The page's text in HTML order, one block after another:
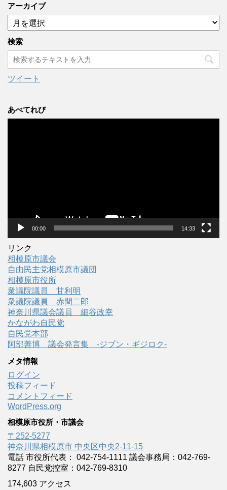
ゴ
リ
ー
アーカイブ
ア
ー
カ
イ
ブ
検索
ツイート
あべてれび
00:00 14:33
リンク
相模原市議会
自由民主党相模原市議団
相模原市役所
衆議院議員 甘利明
衆議院議員 赤間二郎
神奈川県議会議員 細谷政幸
かながわ自民党
自民党本部
阿部善博 議会発言集 -ジブン・ギジロク-
メタ情報
ログイン
投稿フィード
コメントフィード
WordPress.org
相模原市役所・市議会
〒252-5277
神奈川県相模原市 中央区中央2-11-15
電話 市役所代表： 042-754-1111 議会事務局：042-769-
8277 自民党控室：042-769-8310
174,603 アクセス